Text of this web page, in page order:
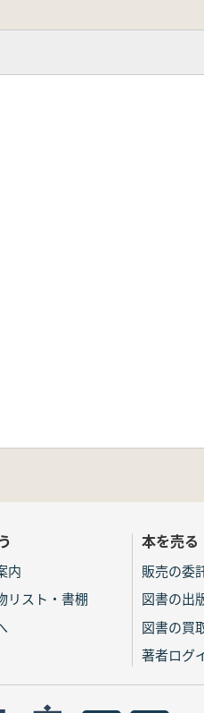
内
リスト・書棚
本を売る
販売の委
図書の出
図書の買
著者ログ